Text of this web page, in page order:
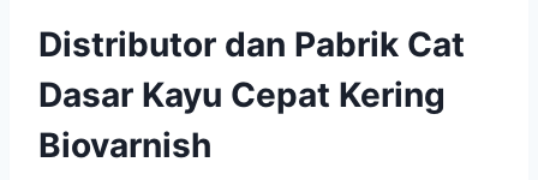
Distributor dan Pabrik Cat
Dasar Kayu Cepat Kering
Biovarnish